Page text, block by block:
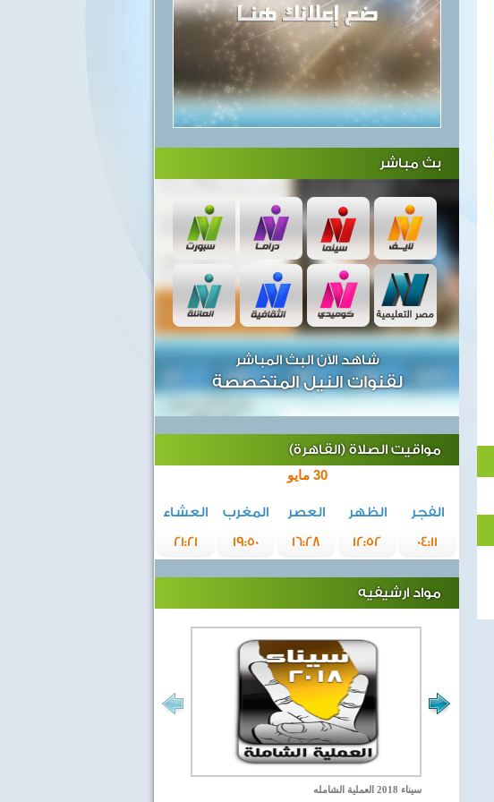
بث مباشر
شاهد الآن البث المباشر
لقنوات النيل المتخصصة
مواقيت الصلاة (القاهرة)
30 مايو
الفجر الظهر العصر المغرب
العشاء
04:11
12:52
16:28
19:50
21:21
مواد ارشيفيه
سيناء 2018 العملية الشامله